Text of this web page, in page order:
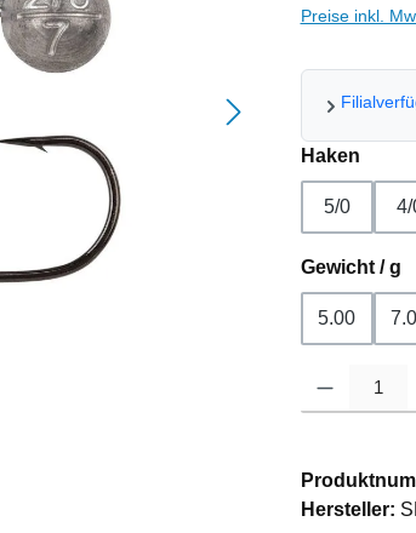
Preise inkl.
Haken
5/0 4/
Gewicht / g
5.00
Produkt
Hersteller: